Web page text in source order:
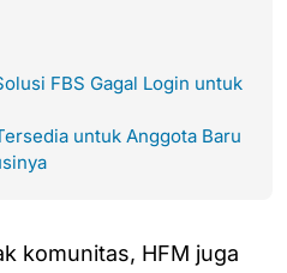
FBS Gagal Login untuk
untuk Anggota Baru
komunitas, HFM juga